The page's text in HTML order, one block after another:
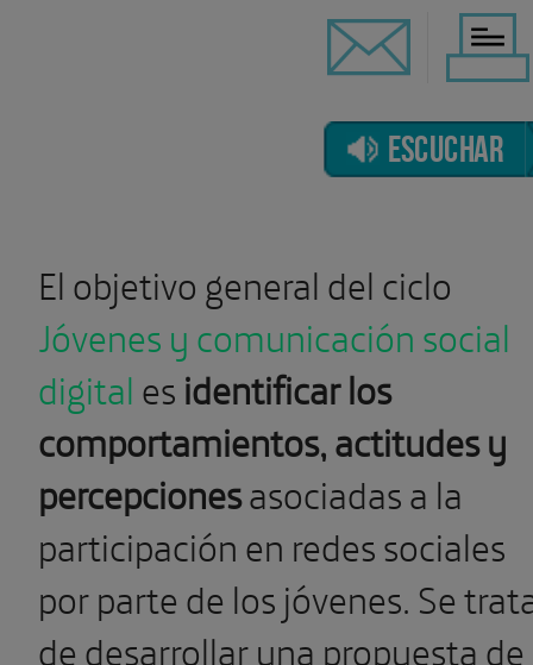
ESCUCHAR
El objetivo general del ciclo
Jóvenes y comunicación social
digitalesidentificar los
comportamientos, actitudes y
percepcionesasociadas a la
participación en redes sociales
por parte de los jóvenes. Se
de desarrollar una propuesta de